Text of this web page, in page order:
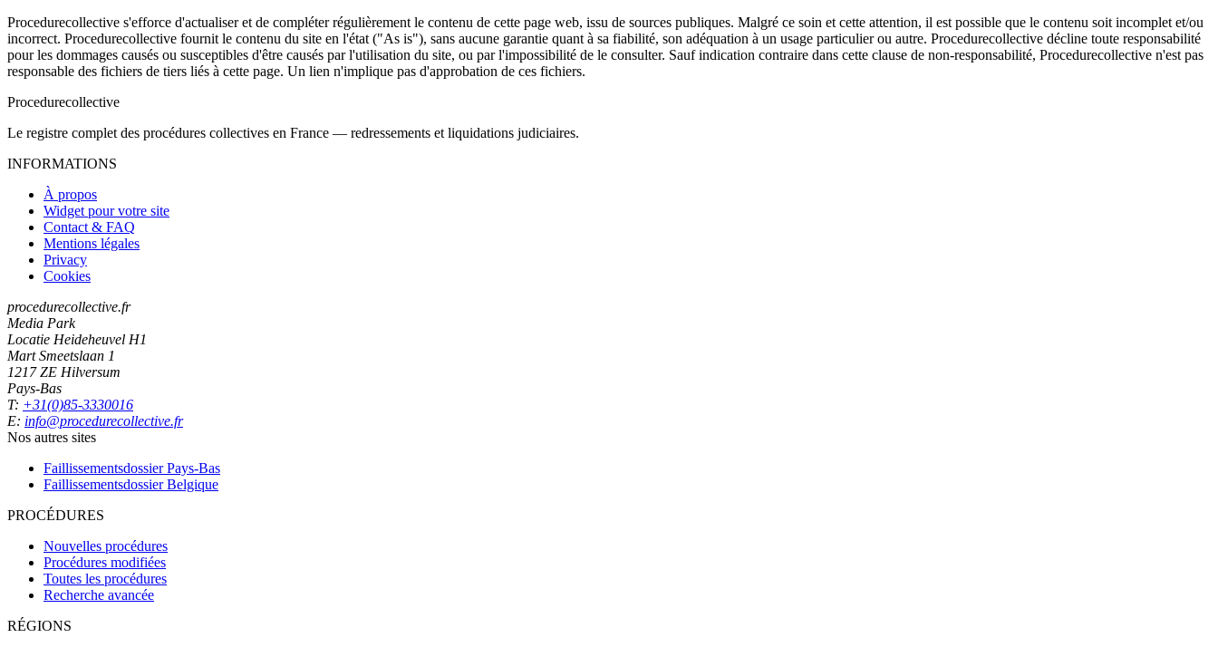
Procedurecollective s'efforce d'actualiser et de compléter régulièrement le contenu de cette page web, issu de sources publiques. Malgré ce soin et cette attention, il est possible que le contenu soit incomplet et/ou
incorrect. Procedurecollective fournit le contenu du site en l'état ("As is"), sans aucune garantie quant à sa fiabilité, son adéquation à un usage particulier ou autre. Procedurecollective décline toute responsabilité
pour les dommages causés ou susceptibles d'être causés par l'utilisation du site, ou par l'impossibilité de le consulter. Sauf indication contraire dans cette clause de non-responsabilité, Procedurecollective n'est pas
responsable des fichiers de tiers liés à cette page. Un lien n'implique pas d'approbation de ces fichiers.
Procedurecollective
Le registre complet des procédures collectives en France — redressements et liquidations judiciaires.
INFORMATIONS
À propos
Widget pour votre site
Contact & FAQ
Mentions légales
Privacy
Cookies
procedurecollective.fr
Media Park
Locatie Heideheuvel H1
Mart Smeetslaan 1
1217 ZE Hilversum
Pays-Bas
T: +31(0)85-3330016
E: info@procedurecollective.fr
Nos autres sites
Faillissementsdossier Pays-Bas
Faillissementsdossier Belgique
PROCÉDURES
Nouvelles procédures
Procédures modifiées
Toutes les procédures
Recherche avancée
RÉGIONS